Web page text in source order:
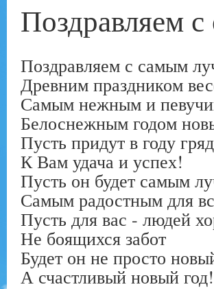
Поздравляем
Поздравляем с самым
Древним праздником
Самым нежным и
Белоснежным годом
Пусть придут в году
К Вам удача и успех!
Пусть он будет самым
Самым радостным для
Пусть для вас - людей
Не боящихся забот
Будет он не просто
А счастливый новый год!